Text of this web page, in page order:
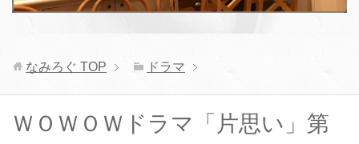
なみろぐ TOP ドラマ
ＷＯＷＯＷドラマ「片思い」第